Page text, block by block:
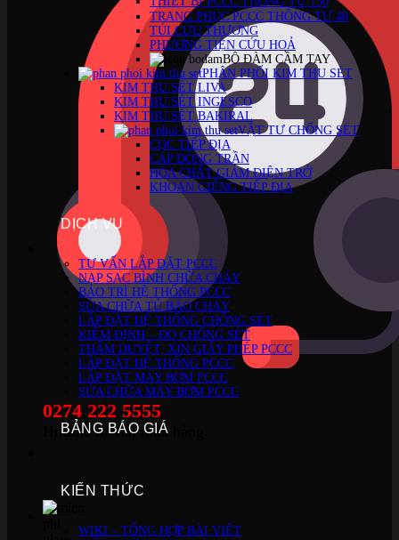
0274 222 5555
Hotline tư vấn mua hàng
TRANG PHỤC PCCC THÔNG TƯ 48
TÚI CỨU THƯƠNG
PHƯƠNG TIỆN CỨU HOẢ
BỘ ĐÀM CẦM TAY
PHÂN PHỐI KIM THU SÉT
KIM THU SÉT LIVA
KIM THU SÉT INGESCO
KIM THU SÉT BAKIRAL
VẬT TƯ CHỐNG SÉT
CỌC TIẾP ĐỊA
CÁP ĐỒNG TRẦN
HÓA CHẤT GIẢM ĐIỆN TRỞ
KHOAN GIẾNG TIẾP ĐỊA
DỊCH VỤ
TƯ VẤN LẮP ĐẶT PCCC
NẠP SẠC BÌNH CHỮA CHÁY
BẢO TRÌ HỆ THỐNG PCCC
SỬA CHỮA TỦ BÁO CHÁY
LẮP ĐẶT HỆ THỐNG CHỐNG SÉT
KIỂM ĐỊNH – ĐO CHỐNG SÉT
THẨM DUYỆT, XIN GIẤY PHÉP PCCC
LẮP ĐẶT HỆ THỐNG PCCC
LẮP ĐẶT MÁY BƠM PCCC
SỬA CHỮA MÁY BƠM PCCC
BẢNG BÁO GIÁ
KIẾN THỨC
WIKI – TỔNG HỢP BÀI VIẾT